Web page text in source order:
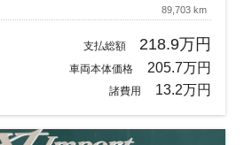
89,703 km
支払総額 218.9万円
車両本体価格 205.7万円
諸費用 13.2万円